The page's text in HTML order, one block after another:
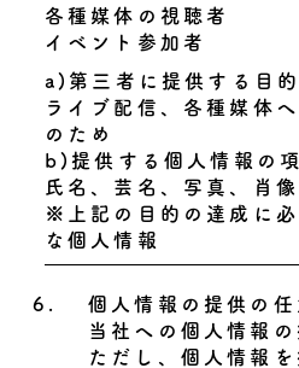
6.
個人情報の提供の任
当社への個人情報
ただし、個人情報
各種媒体の視聴者
イベント参加者
a)第三者に提供する目的
ライブ配信、各種媒体
のため
b)提供する個人情報の項
氏名、芸名、写真、肖
※上記の目的の達成に
な個人情報